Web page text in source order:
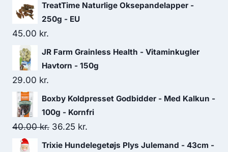
46.25 kr.. 41.25 kr..
TreatTime Naturlige Oksepandelapper -
250g - EU
45.00 kr.
JR Farm Grainless Health - Vitaminkugler
Havtorn - 150g
29.00 kr.
Boxby Koldpresset Godbidder - Med Kalkun -
100g - Kornfri
40.00kr. Den
oprindelige
36.25 kr.
aktuelle
Trixie Hundelegetøjs Plys Julemand - 43cm -